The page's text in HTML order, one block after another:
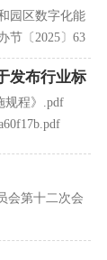
工作的通知
园区数字化能
节〔2025〕63
发布行业标
管实施规
规程》.pdf
会第十二次会